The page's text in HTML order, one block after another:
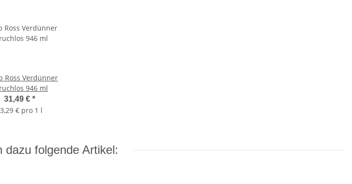
Ross Verdünner
946 ml
31,49 € *
€ pro 1 l
dazu folgende Artikel: